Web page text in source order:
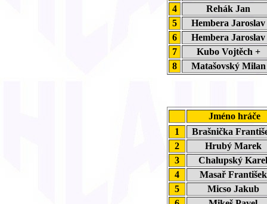
4
Rehák Jan
5
Hembera
6
Hembera
7
Kubo Vojtěch +
8
Matašovský
Jméno hráče
1
Brašnička
2
Hrubý Marek
3
Chalupský
4
Masař
5
Micso Jakub